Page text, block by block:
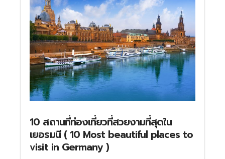
10 สถานที่ท่องเที่ยวที่สวยงามที่สุดใน
เยอรมนี ( 10 Most beautiful places to
visit in Germany )